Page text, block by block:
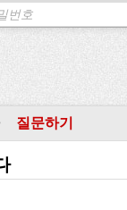
질문하기